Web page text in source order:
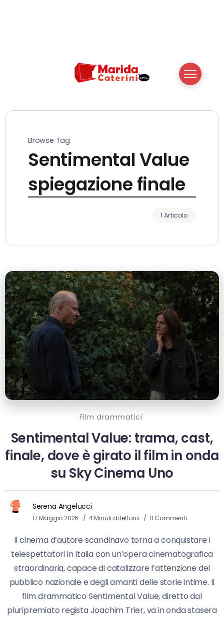
Browse Tag
Sentimental Value
spiegazione finale
1 Articolo
Film drammatici
Sentimental Value: trama, cast,
finale, dove è girato il film in onda
su Sky Cinema Uno
Serena Angelucci
17 Maggio 2026 4 Minuti di lettura 0 Commenti
Il cinema d’autore scandinavo torna a conquistare i
telespettatori in Italia con un’opera cinematografica
straordinaria, capace di catalizzare l’attenzione del
pubblico nazionale e degli amanti delle storie intime. Il
film drammatico Sentimental Value, diretto dal
pluripremiato regista Joachim Trier, va in onda stasera